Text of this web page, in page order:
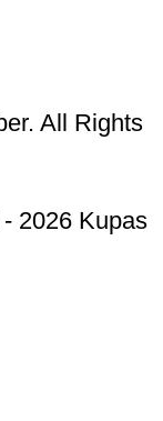
All Rights
2026 Kupas